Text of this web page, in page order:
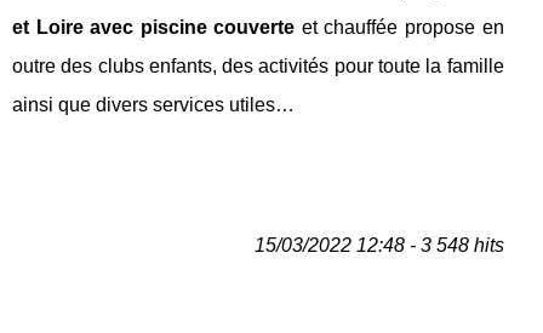
et Loire avec piscine couverte et chauffée propose en
outre des clubs enfants, des activités pour toute la famille
ainsi que divers services utiles…
15/03/2022 12:48 - 3 548 hits